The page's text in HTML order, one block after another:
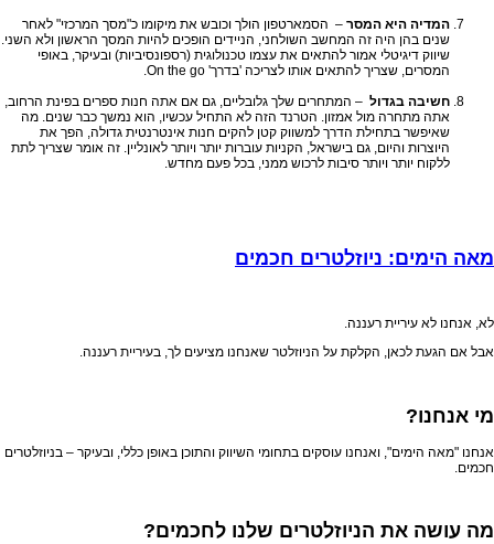
המדיה היא המסר – הסמארטפון הולך וכובש את מיקומו כ"מסך המרכזי" לאחר
שנים בהן היה זה המחשב השולחני, הניידים הופכים להיות המסך הראשון ולא השני.
שיווק דיגיטלי אמור להתאים את עצמו טכנולוגית (רספונסיביות) ובעיקר, באופי
המסרים, שצריך להתאים אותו לצריכה 'בדרך' On the go
חשיבה בגדול – המתחרים שלך גלובליים, גם אם אתה חנות ספרים בפינת הרחוב,
אתה מתחרה מול אמזון. הטרנד הזה לא התחיל עכשיו, הוא נמשך כבר שנים. מה
שאיפשר בתחילת הדרך למשווק קטן להקים חנות אינטרנטית גדולה, הפך את
היוצרות והיום, גם בישראל, הקניות עוברות יותר ויותר לאונליין. זה אומר שצריך לתת
ללקוח יותר ויותר סיבות לרכוש ממני, בכל פעם מחדש.
מאה הימים: ניוזלטרים חכמים
לא, אנחנו לא עיריית רעננה.
אבל אם הגעת לכאן, הקלקת על הניוזלטר שאנחנו מציעים לך, בעיריית רעננה.
מי אנחנו?
אנחנו "מאה הימים", ואנחנו עוסקים בתחומי השיווק והתוכן באופן כללי, ובעיקר – בניוזלטרים
חכמים.
מה עושה את הניוזלטרים שלנו לחכמים?